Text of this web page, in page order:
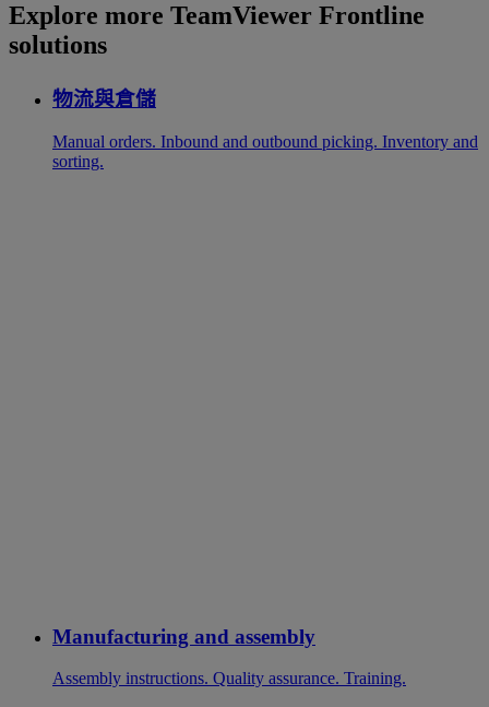
Explore more TeamViewer Frontline
solutions
物流與倉儲
Manual orders. Inbound and outbound picking. Inventory and
sorting.
Manufacturing and assembly
Assembly instructions. Quality assurance. Training.